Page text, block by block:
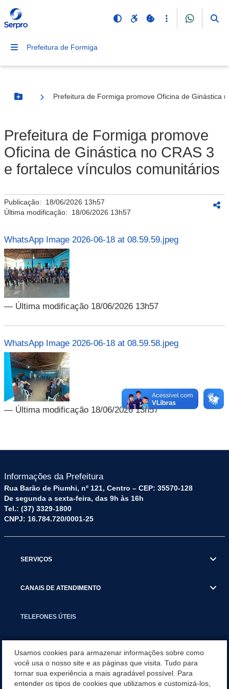
Prefeitura de Formiga
Botão Menu
Prefeitura de Formiga promove Oficina de Ginástica
Prefeitura de Formiga promove
Oficina de Ginástica no CRAS 3
e fortalece vínculos comunitários
Publicação: 18/06/2026 13h57
Última modificação: 18/06/2026 13h57
WhatsApp Image 2026-06-18 at 08.59.59.jpeg
— Última modificação 18/06/2026 13h57
WhatsApp Image 2026-06-18 at 08.59.58.jpeg
— Última modificação 18/06/2026 13h57
Informações da Prefeitura
Rua Barão de Piumhi, nº 121, Centro – CEP: 35570-128
De segunda a sexta-feira, das 9h às 16h
Tel.: (37) 3329-1800
CNPJ: 16.784.720/0001-25
SERVIÇOS
CANAIS DE ATENDIMENTO
TELEFONES ÚTEIS
NOTÍCIAS
Usamos cookies para armazenar informações sobre como
você usa o nosso site e as páginas que visita. Tudo para
tornar sua experiência a mais agradável possível. Para
entender os tipos de cookies que utilizamos e customizá-los,